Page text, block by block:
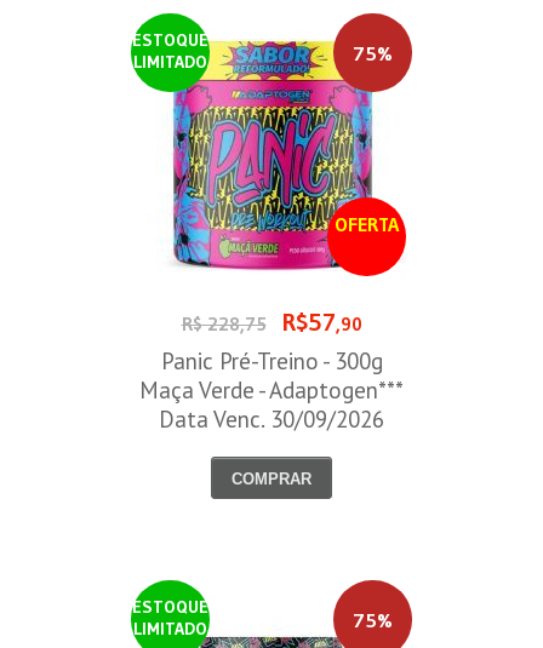
ESTOQUE
LIMITADO
OFERTA
75%
R$ 228,75 R$57,90
Panic Pré-Treino - 300g
Maça Verde - Adaptogen***
Data Venc. 30/09/2026
COMPRAR
ESTOQUE
LIMITADO
75%